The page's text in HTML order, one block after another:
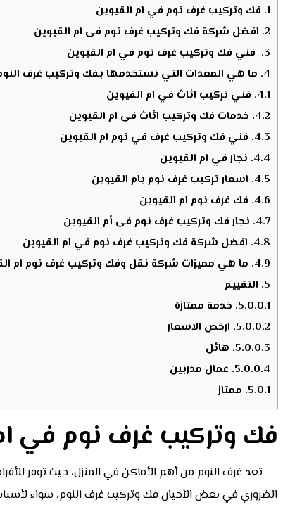
1. فك وتركيب غرف نوم في ام القيوين
2. افضل شركة فك وتركيب غرف نوم فى ام القيوين
3. فني فك وتركيب غرف نوم في ام القيوين
4. ما هي المعدات التي نستخدمها بفك وتركيب غرف
4.1. فني تركيب اثاث في ام القيوين
4.2. خدمات فك وتركيب اثاث فى ام القيوين
4.3. فني فك وتركيب غرف في نوم ام القيوين
4.4. نجار في ام القيوين
4.5. اسعار تركيب غرف نوم بام القيوين
4.6. فك غرف نوم ام القيوين
4.7. نجار فك وتركيب غرف نوم فى أم القيوين
4.8. افضل شركة فك وتركيب غرف نوم في ام القيوين
4.9. ما هي مميزات شركة نقل وفك وتركيب غرف نوم ام
5. التقييم
5.0.0.1. خدمة ممتازة
5.0.0.2. ارخص الاسعار
5.0.0.3. هائل
5.0.0.4. عمال مدربين
5.0.1. ممتاز
فك وتركيب غرف نوم في
تعد غرف النوم من أهم الأماكن في المنزل، حيث توفر
الضروري في بعض الأحيان فك وتركيب غرف النوم، سواء